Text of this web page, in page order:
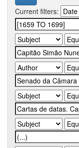
Current filters: